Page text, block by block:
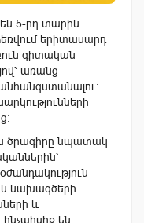
5-րդ տարին
երիտասարդ
գիտական
առանց
ծրագիրը նպատակ
նախագծերի
և
են